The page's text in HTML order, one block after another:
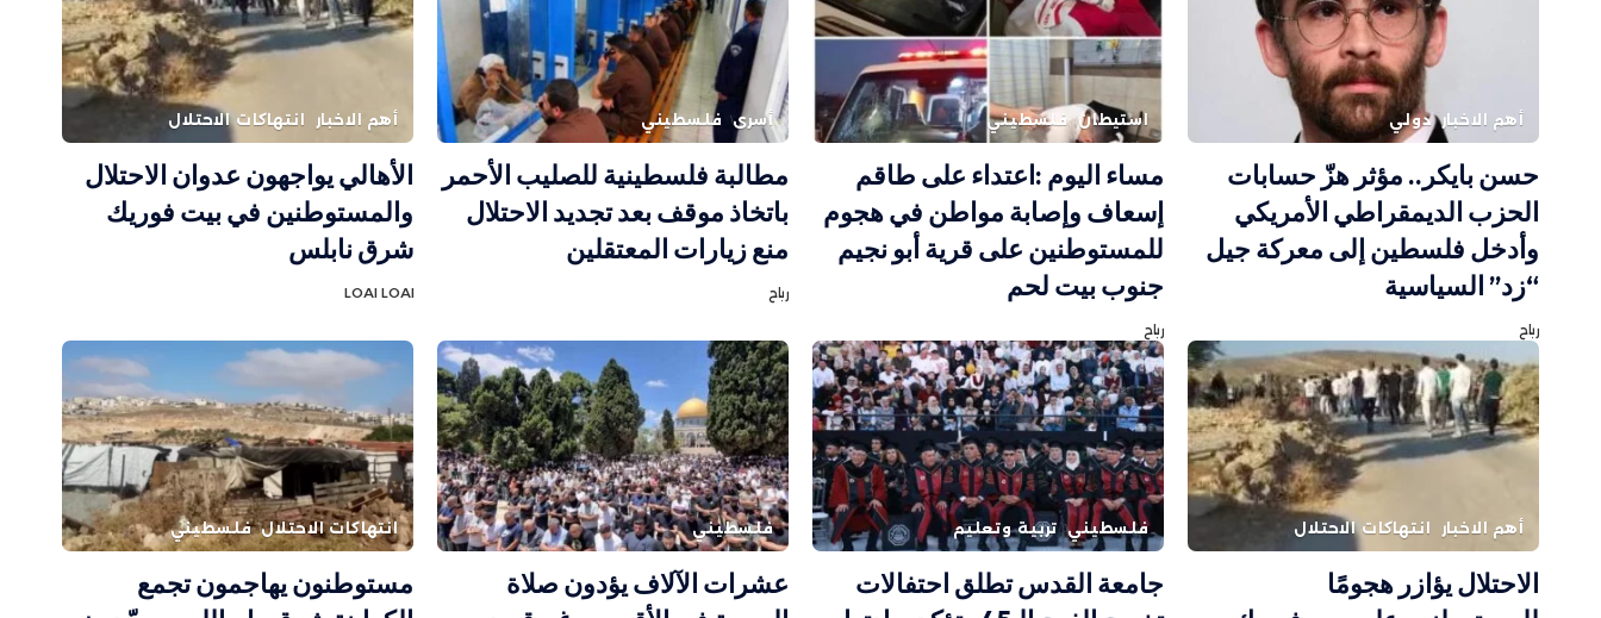
أهم الاخبار دولي
حسن بايكر.. مؤثر هزّ حسابات
الحزب الديمقراطي الأمريكي
وأدخل فلسطين إلى معركة جيل
“زد” السياسية
رباح
استيطان فلسطيني
مساء اليوم :اعتداء على طاقم
إسعاف وإصابة مواطن في هجوم
للمستوطنين على قرية أبو نجيم
جنوب بيت لحم
رباح
أسرى فلسطيني
مطالبة فلسطينية للصليب الأحمر
باتخاذ موقف بعد تجديد الاحتلال
منع زيارات المعتقلين
رباح
أهم الاخبار انتهاكات الاحتلال
الأهالي يواجهون عدوان الاحتلال
والمستوطنين في بيت فوريك
شرق نابلس
LOAI LOAI
أهم الاخبار انتهاكات الاحتلال
الاحتلال يؤازر هجومًا
فلسطيني تربية وتعليم
جامعة القدس تطلق احتفالات
فلسطيني
عشرات الآلاف يؤدون صلاة
انتهاكات الاحتلال فلسطيني
مستوطنون يهاجمون تجمع